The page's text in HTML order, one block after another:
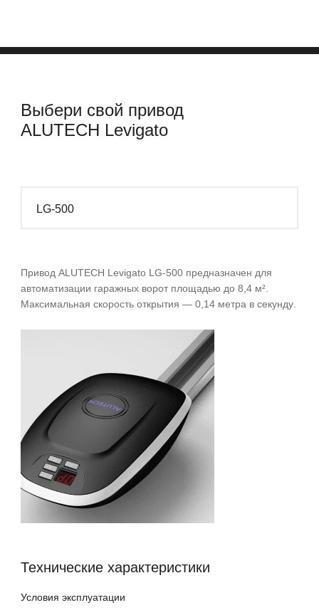
Выбери свой привод
ALUTECH Levigato
LG-500
Привод ALUTECH Levigato LG-500 предназначен для
автоматизации гаражных ворот площадью до 8,4 м²
Максимальная скорость открытия — 0,14 метра в секунду
Технические характеристики
Условия эксплуатации